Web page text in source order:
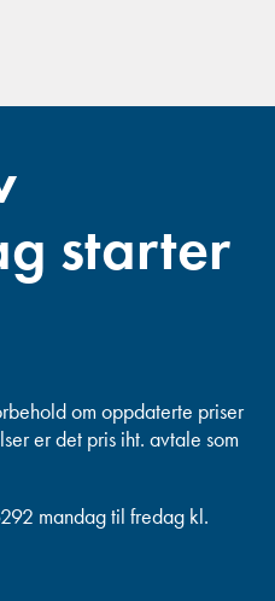
starter
om oppdaterte priser
er det pris iht. avtale som
mandag til fredag kl.